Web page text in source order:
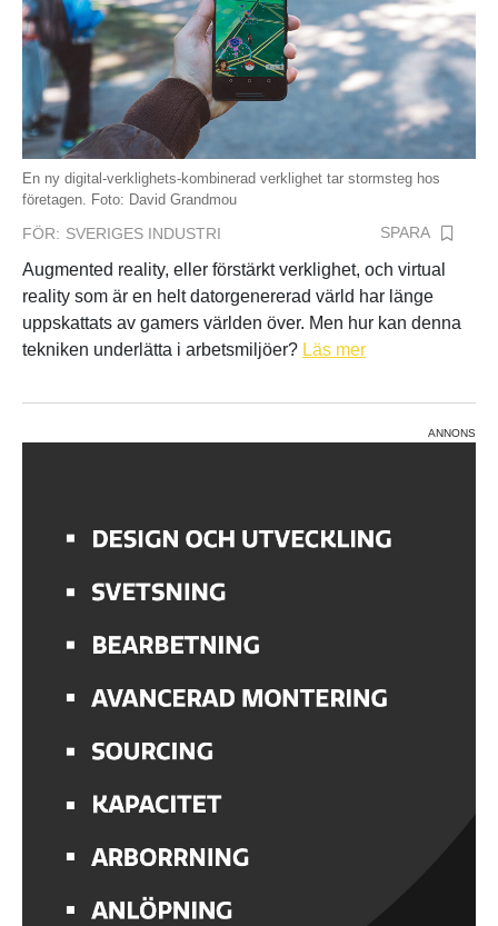
En ny digital-verklighets-kombinerad verklighet tar stormsteg hos
företagen. Foto: David Grandmou
FÖR: SVERIGES INDUSTRI SPARA
Augmented reality, eller förstärkt verklighet, och virtual
reality som är en helt datorgenererad värld har länge
uppskattats av gamers världen över. Men hur kan denna
tekniken underlätta i arbetsmiljöer? Läs mer
ANNONS